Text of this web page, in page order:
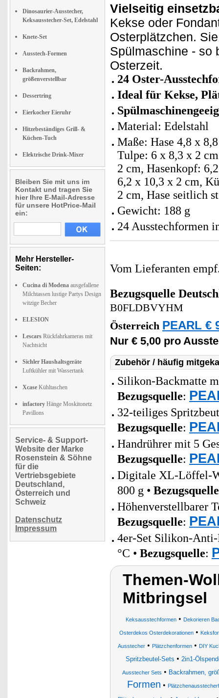
Dinosaurier-Ausstecher,
Keksausstecher-Set, Edelstahl
Knete-Set
Ausstech-Formen
Backrahmen,
größenverstellbar
Dessertring
Eierkocher Eieruhr
Hitzebeständiges Grill- &
Küchen-Tuch
Elektrische Drink-Mixer
Bleiben Sie mit uns im
Kontakt und tragen Sie
hier Ihre E-Mail-Adresse
für unsere HotPrice-Mail
ein:
Mehr Hersteller-
Seiten:
Cucina di Modena ausgefallene
Milchtassen lustige Partys Design
witzige Becher
ELESION
Lescars Rückfahrkameras mit
Nachtsicht
Sichler Haushaltsgeräte
Luftkühler mit Wassertank
Xcase Kühltaschen
infactory Hänge Moskitonetz
Pavillons
Service- & Support-
Website der Marke
Rosenstein & Söhne
für die
Vertriebsgebiete
Deutschland,
Österreich und
Schweiz
Datenschutz
Impressum
Vielseitig
Kekse oder
Osterplätzchen.
Spülmaschine - so
Osterzeit.
24 Oster-
Ideal für Kekse,
Material: Edelstahl
Maße: Hase 4,8 x
Tulpe: 6 x 8,3 x 2
2 cm, Hasenkopf:
6,2 x 10,3 x 2 cm,
2 cm, Hase seitlich
Gewicht: 188 g
24 Ausstechformen
Vom Lieferanten
Bezugsquelle
B0FLDBVYHM
Österreich PEARL €
Nur € 5,00 pro
Zubehör / häufig
Silikon-Backmatte
Bezugsquelle:
32-teiliges
Bezugsquelle:
Handrührer mit 5
Bezugsquelle:
Digitale XL-Löffel-
800 g • Bezugsquelle
Höhenverstellbarer
Bezugsquelle:
4er-Set Silikon-
°C • Bezugsquelle:
Themen-
Mitbringsel
Keksausstechformen• Dekorieren
Osterdekos Osterdekorationen •
Ausstecher• Plätzchenformen• DIY
Spritzbeutel-Sets • 2in1-
Ausstecher Sets • Backrahmen,
Formen •